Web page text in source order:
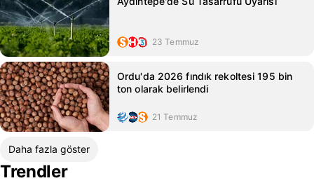
23 Temmuz
Ordu'da 2026 fındık rekoltesi 195 bin
ton olarak belirlendi
21 Temmuz
Daha fazla göster
Trendler